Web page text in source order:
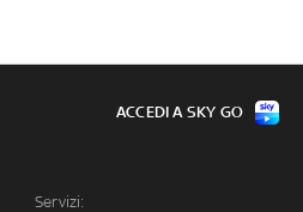
Servizi:
ACCEDI A SKY GO